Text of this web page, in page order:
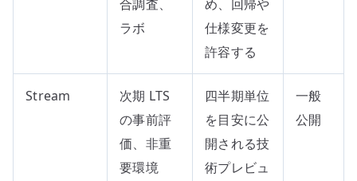
合調査、
ラボ
め、回帰や
仕様変更を
許容する
Stream
次期 LTS
の事前評
価、非重
要環境
四半期単位
を目安に公
開される技
術プレビュ
一般
公開